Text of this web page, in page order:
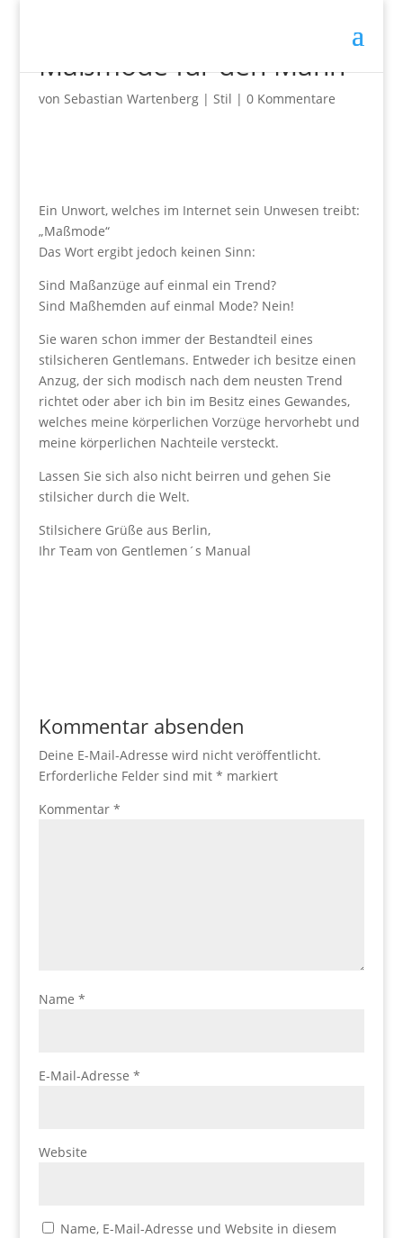
Maßmode für den Mann
von Sebastian Wartenberg| Stil | 0 Kommentare
Ein Unwort, welches im Internet sein Unwesen treibt:
„Maßmode“
Das Wort ergibt jedoch keinen Sinn:
Sind Maßanzüge auf einmal ein Trend?
Sind Maßhemden auf einmal Mode? Nein!
Sie waren schon immer der Bestandteil eines
stilsicheren Gentlemans. Entweder ich besitze einen
Anzug, der sich modisch nach dem neusten Trend
richtet oder aber ich bin im Besitz eines Gewandes,
welches meine körperlichen Vorzüge hervorhebt und
meine körperlichen Nachteile versteckt.
Lassen Sie sich also nicht beirren und gehen Sie
stilsicher durch die Welt.
Stilsichere Grüße aus Berlin,
Ihr Team von Gentlemen´s Manual
Kommentar absenden
Deine E-Mail-Adresse wird nicht veröffentlicht.
Erforderliche Felder sind mit * markiert
Kommentar *
Name *
E-Mail-Adresse *
Website
Name, E-Mail-Adresse und Website in diesem